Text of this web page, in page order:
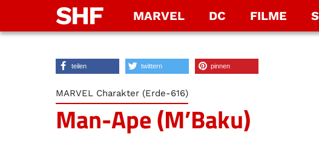
SHF MARVEL DC FILME
teilen twittern pinnen
MARVEL Charakter (Erde-616)
Man-Ape (M’Baku)